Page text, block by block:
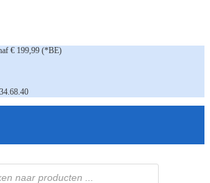
€ 199,99 (*BE)